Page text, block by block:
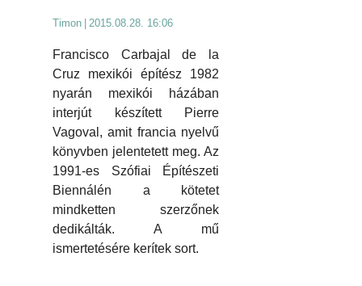
Timon 2015.08.28. 16:06
Francisco Carbajal de la
Cruz mexikói építész 1982
nyarán mexikói házában
interjút készített Pierre
Vagoval, amit francia nyelvű
könyvben jelentetett meg. Az
1991-es Szófiai Építészeti
Biennálén a kötetet
mindketten szerzőnek
dedikálták. A mű
ismertetésére kerítek sort.